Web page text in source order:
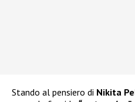
Stando al pensiero di Nikita